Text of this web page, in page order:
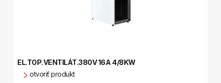
EL.TOP.VENTILÁT.380V 16A 4/8KW
otvoriť produkt